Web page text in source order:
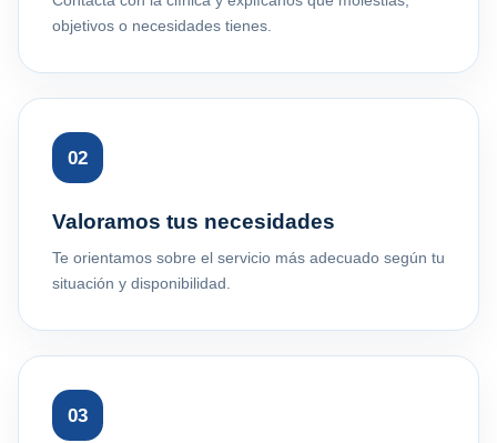
objetivos o necesidades tienes.
02
Valoramos tus necesidades
Te orientamos sobre el servicio más adecuado según tu
situación y disponibilidad.
03